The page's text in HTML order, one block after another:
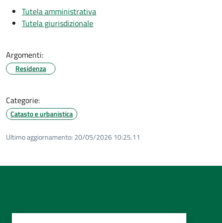
Tutela amministrativa
Tutela giurisdizionale
Argomenti:
Residenza
Categorie:
Catasto e urbanistica
Ultimo aggiornamento: 20/05/2026 10:25.11